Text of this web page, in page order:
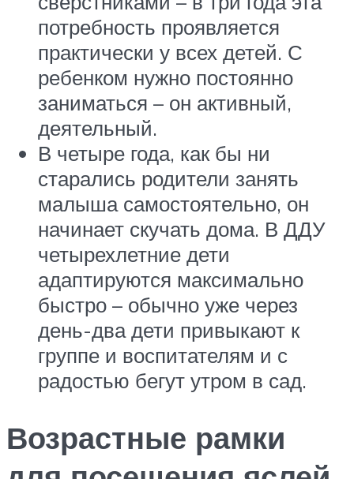
потребность проявляется
практически у всех детей. С
ребенком нужно постоянно
заниматься – он активный,
деятельный.
В четыре года, как бы ни
старались родители занять
малыша самостоятельно, он
начинает скучать дома. В ДДУ
четырехлетние дети
адаптируются максимально
быстро – обычно уже через
день-два дети привыкают к
группе и воспитателям и с
радостью бегут утром в сад.
Возрастные рамки